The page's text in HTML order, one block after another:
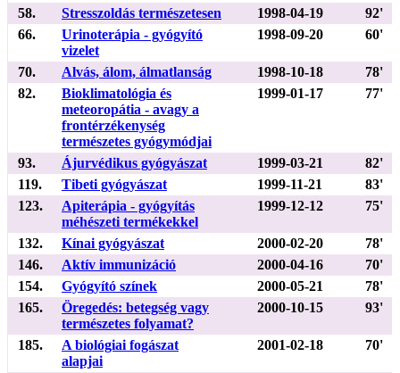
58. Stresszoldás természetesen 1998-04-19
92'
66.
Urinoterápia - gyógyító
vizelet
1998-09-20 60'
70. Alvás, álom, álmatlanság 1998-10-18
78'
82.
Bioklimatológia és
meteoropátia - avagy a
frontérzékenység
természetes gyógymódjai
1999-01-17 77'
93. Ájurvédikus gyógyászat 1999-03-21
82'
119.
Tibeti gyógyászat 1999-11-21
83'
123.
Apiterápia - gyógyítás
méhészeti termékekkel
1999-12-12 75'
132. Kínai gyógyászat 2000-02-20
78'
146.
Aktív immunizáció 2000-04-16
70'
154.
Gyógyító színek 2000-05-21
78'
165.
Öregedés: betegség vagy
természetes folyamat?
2000-10-15 93'
185.
A biológiai fogászat
alapjai
2001-02-18 70'